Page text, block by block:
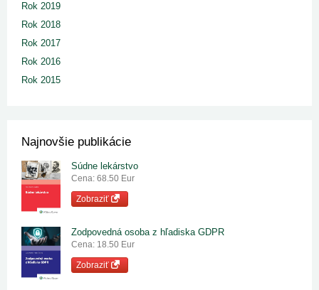
Rok 2019
Rok 2018
Rok 2017
Rok 2016
Rok 2015
Najnovšie publikácie
Súdne lekárstvo
Cena: 68.50 Eur
Zobraziť
Zodpovedná osoba z hľadiska GDPR
Cena: 18.50 Eur
Zobraziť